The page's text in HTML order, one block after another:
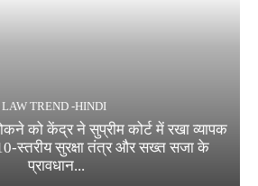
LAW TREND -HINDI
को केंद्र ने सुप्रीम कोर्ट में रखा व्यापक
स्तरीय सुरक्षा तंत्र और सख्त सजा के
प्रावधान...